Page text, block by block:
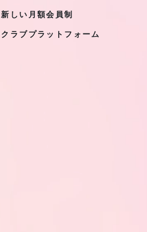
新しい月額会員制
ラブプラットフォーム